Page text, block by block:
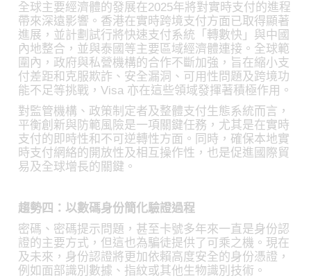
全球主要經濟體的發展在2025年將對實時支付的進程
帶來深遠影響。香港在實時跨境支付方面已取得顯著
進展，並計劃試行將快速支付系統「轉數快」與中國
內地整合，並與泰國等主要區域經濟體連接。全球範
圍內，政府與私營機構的合作不斷加強，旨在縮小支
付差距和克服欺詐、安全漏洞、可用性問題及跨境功
能不足等挑戰，Visa 亦在這些領域發揮著積極作用。
對監管機構、政策制定者及整體支付生態系統而言，
平衡創新與防範風險是一項關鍵任務，尤其是在實時
支付的即時性和不可逆轉性方面。同時，確保本地實
時支付網絡的開放性及相互操作性，也是促進國際貿
易及全球增長的關鍵。
趨勢四：以數碼身份簡化驗證過程
密碼、密碼提示問題，甚至卡號多年來一直是身份認
證的主要方式，但這也為騙徒提供了可乘之機。現在
及未來，身份認證將更加依賴高度安全的身份憑證，
例如面部識別數據、指紋或其他生物識別技術。